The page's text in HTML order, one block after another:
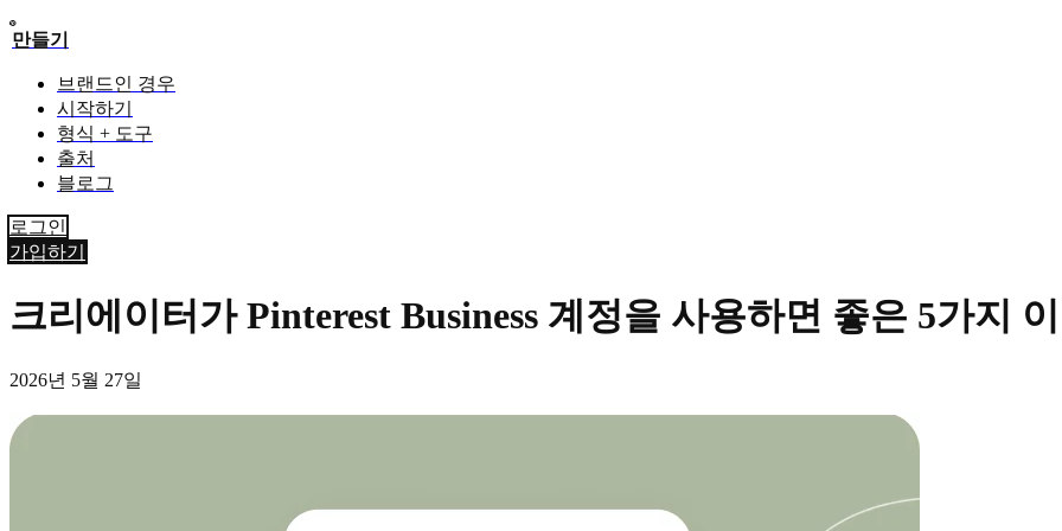
만들기
브랜드인 경우
시작하기
형식 + 도구
출처
블로그
로그인
가입하기
크리에이터가 Pinterest Business 계정을 사용하면 좋은 5가지
2026년 5월 27일